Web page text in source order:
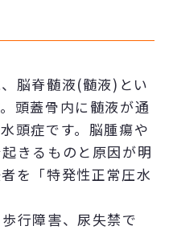
脳脊髄液(髄液)とい
頭蓋骨内に髄液が通
頭症です。脳腫瘍や
きるものと原因が明
を「特発性正常圧水
行障害、尿失禁で